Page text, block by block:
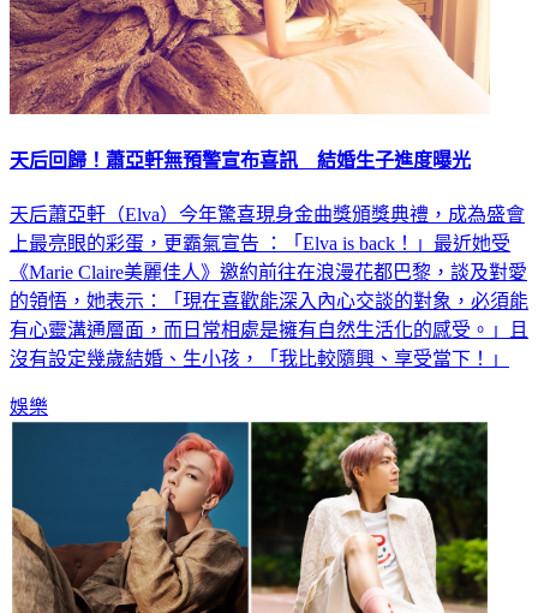
天后回歸！蕭亞軒無預警宣布喜訊 結婚生子進度曝光
天后蕭亞軒（Elva）今年驚喜現身金曲獎頒獎典禮，成為盛會
上最亮眼的彩蛋，更霸氣宣告 ：「Elva is back！」最近她受
《Marie Claire美麗佳人》邀約前往在浪漫花都巴黎，談及對愛
的領悟，她表示：「現在喜歡能深入內心交談的對象，必須能
有心靈溝通層面，而日常相處是擁有自然生活化的感受。」且
沒有設定幾歲結婚、生小孩，「我比較隨興、享受當下！」
娛樂